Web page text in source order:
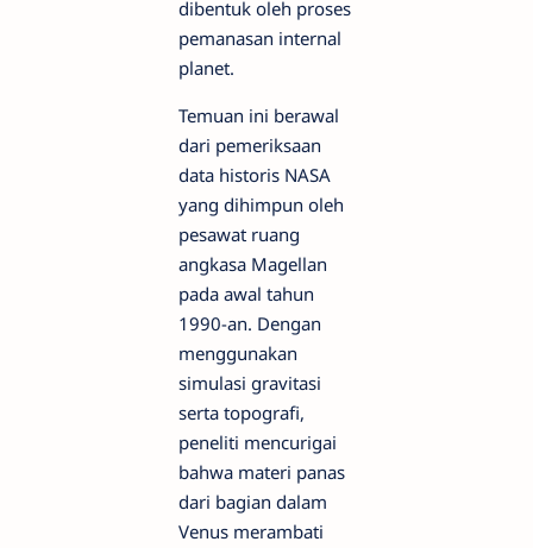
dibentuk oleh proses
pemanasan internal
planet.
Temuan ini berawal
dari pemeriksaan
data historis NASA
yang dihimpun oleh
pesawat ruang
angkasa Magellan
pada awal tahun
1990-an. Dengan
menggunakan
simulasi gravitasi
serta topografi,
peneliti mencurigai
bahwa materi panas
dari bagian dalam
Venus merambati